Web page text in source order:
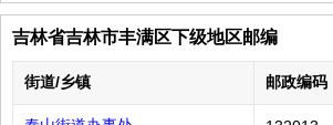
吉林省吉林市丰满区下级地区邮编
街道/乡镇 邮政编码